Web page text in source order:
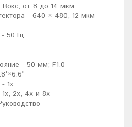
Вокс, от 8 до 14 мкм
- 640 × 480, 12 мкм
50 Гц
- 50 мм; F1.0
1x
2x, 4x и 8x